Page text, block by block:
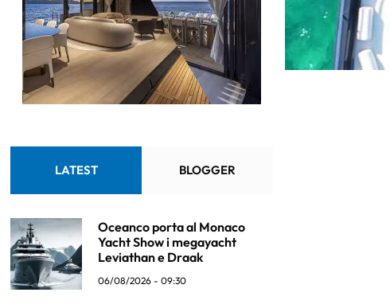
LATEST BLOGGER
Oceanco porta al Monaco
Yacht Show i megayacht
Leviathan e Draak
06/08/2026 - 09:30